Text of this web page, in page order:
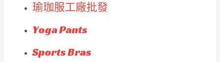
瑜珈服工廠批發
Yoga Pants
Sports Bras